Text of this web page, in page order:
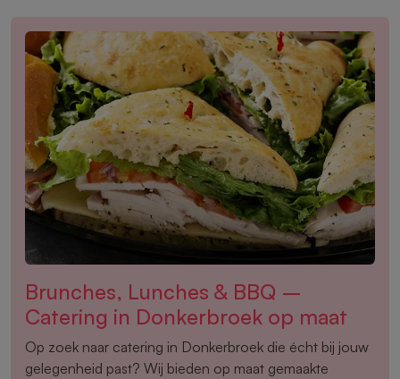
Brunches, Lunches & BBQ –
Catering in Donkerbroek op maat
Op zoek naar catering in Donkerbroek die écht bij jouw
gelegenheid past? Wij bieden op maat gemaakte